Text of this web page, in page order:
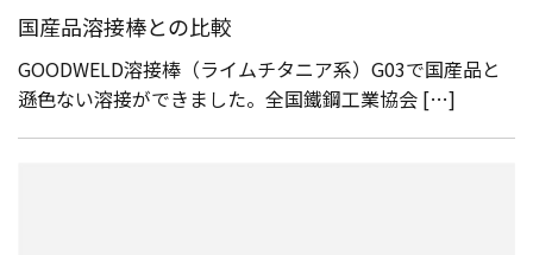
国産品溶接棒との比較
GOODWELD溶接棒（ライムチタニア系）G03で国産品と
遜色ない溶接ができました。全国鐵鋼工業協会 […]